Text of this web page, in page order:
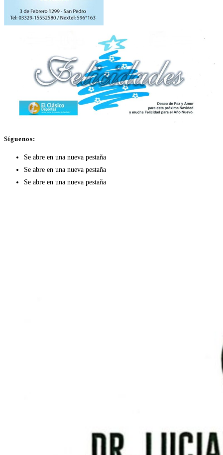
Síguenos:
Se abre en una nueva pestaña
Se abre en una nueva pestaña
Se abre en una nueva pestaña